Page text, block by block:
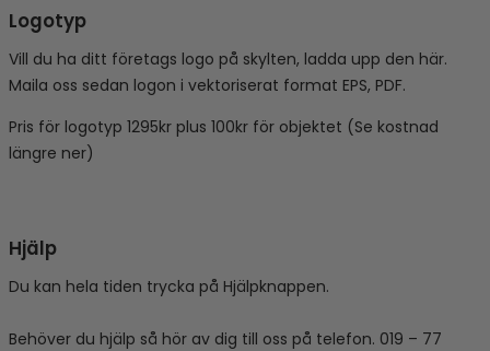
Logotyp
Vill du ha ditt företags logo på skylten, ladda upp den här.
Maila oss sedan logon i vektoriserat format EPS, PDF.
Pris för logotyp 1295kr plus 100kr för objektet (Se kostnad
längre ner)
Hjälp
Du kan hela tiden trycka på Hjälpknappen.
Behöver du hjälp så hör av dig till oss på telefon. 019 – 77